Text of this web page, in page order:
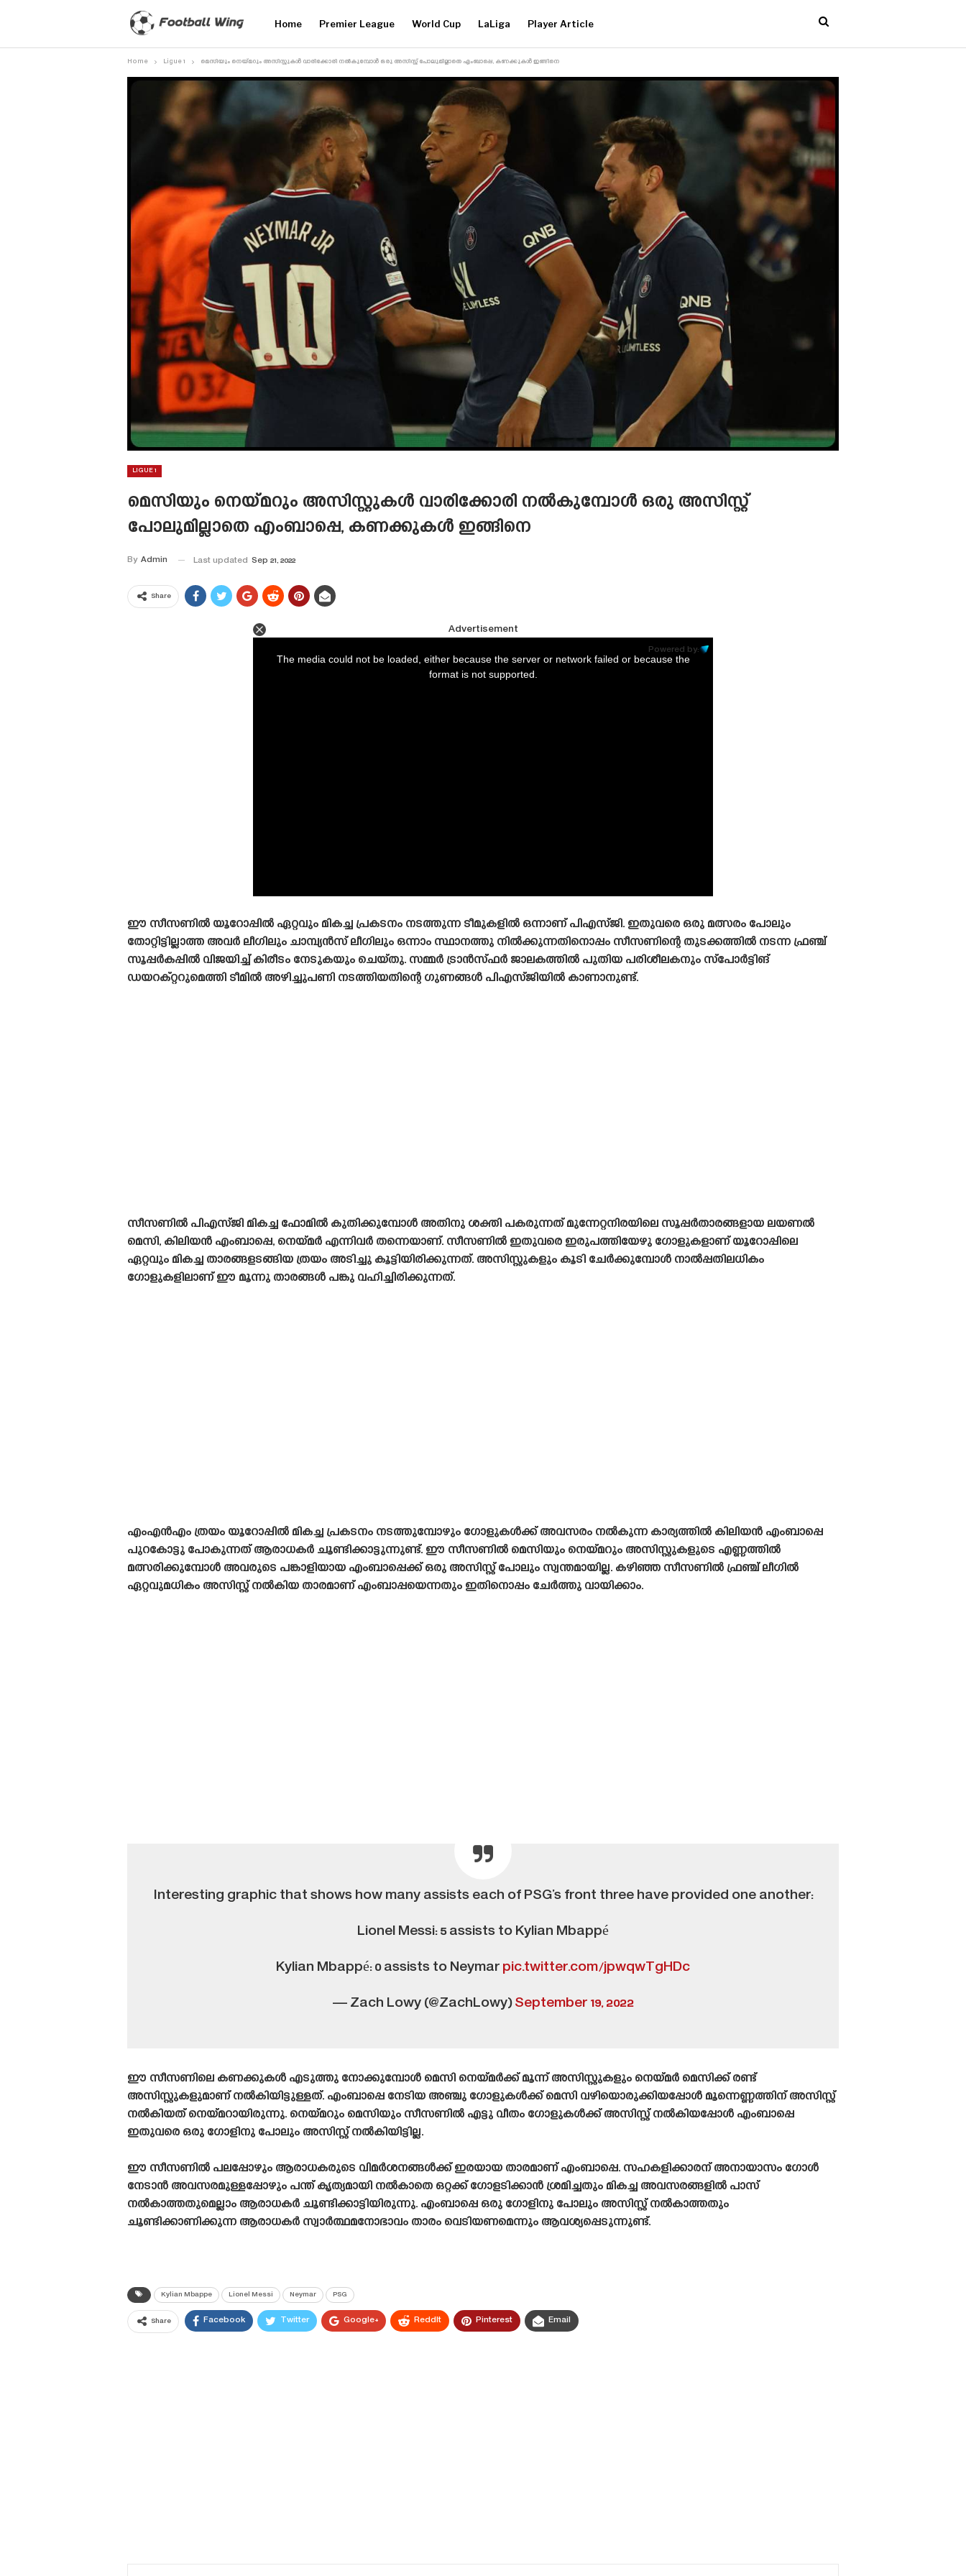
Home Premier League World Cup LaLiga Player Article
Home Ligue 1 മെസിയും നെയ്‌മറും അസിസ്റ്റുകൾ വാരിക്കോരി നൽകുമ്പോൾ ഒരു അസിസ്റ്റ് പോലുമില്ലാതെ എംബാപ്പെ, കണക്കുകൾ ഇങ്ങിനെ
LIGUE 1
മെസിയും നെയ്‌മറും അസിസ്റ്റുകൾ വാരിക്കോരി നൽകുമ്പോൾ ഒരു അസിസ്റ്റ്
പോലുമില്ലാതെ എംബാപ്പെ, കണക്കുകൾ ഇങ്ങിനെ
By Admin Last updated Sep 21, 2022
Share
Advertisement
Powered by:
The media could not be loaded, either because the server or network failed or because the
format is not supported.
ഈ സീസണിൽ യൂറോപ്പിൽ ഏറ്റവും മികച്ച പ്രകടനം നടത്തുന്ന ടീമുകളിൽ ഒന്നാണ് പിഎസ്‌ജി. ഇതുവരെ ഒരു മത്സരം പോലും
തോറ്റിട്ടില്ലാത്ത അവർ ലീഗിലും ചാമ്പ്യൻസ് ലീഗിലും ഒന്നാം സ്ഥാനത്തു നിൽക്കുന്നതിനൊപ്പം സീസണിന്റെ തുടക്കത്തിൽ നടന്ന ഫ്രഞ്ച്
സൂപ്പർകപ്പിൽ വിജയിച്ച് കിരീടം നേടുകയും ചെയ്‌തു. സമ്മർ ട്രാൻസ്‌ഫർ ജാലകത്തിൽ പുതിയ പരിശീലകനും സ്പോർട്ടിങ്
ഡയറക്റ്ററുമെത്തി ടീമിൽ അഴിച്ചുപണി നടത്തിയതിന്റെ ഗുണങ്ങൾ പിഎസ്‌ജിയിൽ കാണാനുണ്ട്.
സീസണിൽ പിഎസ്‌ജി മികച്ച ഫോമിൽ കുതിക്കുമ്പോൾ അതിനു ശക്തി പകരുന്നത് മുന്നേറ്റനിരയിലെ സൂപ്പർതാരങ്ങളായ ലയണൽ
മെസി, കിലിയൻ എംബാപ്പെ, നെയ്‌മർ എന്നിവർ തന്നെയാണ്. സീസണിൽ ഇതുവരെ ഇരുപത്തിയേഴു ഗോളുകളാണ് യൂറോപ്പിലെ
ഏറ്റവും മികച്ച താരങ്ങളടങ്ങിയ ത്രയം അടിച്ചു കൂട്ടിയിരിക്കുന്നത്. അസിസ്റ്റുകളും കൂടി ചേർക്കുമ്പോൾ നാൽപ്പതിലധികം
ഗോളുകളിലാണ് ഈ മൂന്നു താരങ്ങൾ പങ്കു വഹിച്ചിരിക്കുന്നത്.
എംഎൻഎം ത്രയം യൂറോപ്പിൽ മികച്ച പ്രകടനം നടത്തുമ്പോഴും ഗോളുകൾക്ക് അവസരം നൽകുന്ന കാര്യത്തിൽ കിലിയൻ എംബാപ്പെ
പുറകോട്ടു പോകുന്നത് ആരാധകർ ചൂണ്ടിക്കാട്ടുന്നുണ്ട്. ഈ സീസണിൽ മെസിയും നെയ്‌മറും അസിസ്റ്റുകളുടെ എണ്ണത്തിൽ
മത്സരിക്കുമ്പോൾ അവരുടെ പങ്കാളിയായ എംബാപ്പെക്ക് ഒരു അസിസ്റ്റ് പോലും സ്വന്തമായില്ല. കഴിഞ്ഞ സീസണിൽ ഫ്രഞ്ച് ലീഗിൽ
ഏറ്റവുമധികം അസിസ്റ്റ് നൽകിയ താരമാണ് എംബാപ്പയെന്നതും ഇതിനൊപ്പം ചേർത്തു വായിക്കാം.
Interesting graphic that shows how many assists each of PSG’s front three have provided one another:
Lionel Messi: 5 assists to Kylian Mbappé
Kylian Mbappé: 0 assists to Neymar pic.twitter.com/jpwqwTgHDc
— Zach Lowy (@ZachLowy)September 19, 2022
ഈ സീസണിലെ കണക്കുകൾ എടുത്തു നോക്കുമ്പോൾ മെസി നെയ്‌മർക്ക് മൂന്ന് അസിസ്റ്റുകളും നെയ്‌മർ മെസിക്ക് രണ്ട്
അസിസ്റ്റുകളുമാണ് നൽകിയിട്ടുള്ളത്. എംബാപ്പെ നേടിയ അഞ്ചു ഗോളുകൾക്ക് മെസി വഴിയൊരുക്കിയപ്പോൾ മൂന്നെണ്ണത്തിന് അസിസ്റ്റ്
നൽകിയത് നെയ്‌മറായിരുന്നു. നെയ്‌മറും മെസിയും സീസണിൽ എട്ടു വീതം ഗോളുകൾക്ക് അസിസ്റ്റ് നൽകിയപ്പോൾ എംബാപ്പെ
ഇതുവരെ ഒരു ഗോളിനു പോലും അസിസ്റ്റ് നൽകിയിട്ടില്ല.
ഈ സീസണിൽ പലപ്പോഴും ആരാധകരുടെ വിമർശനങ്ങൾക്ക് ഇരയായ താരമാണ് എംബാപ്പെ. സഹകളിക്കാരന് അനായാസം ഗോൾ
നേടാൻ അവസരമുള്ളപ്പോഴും പന്ത് കൃത്യമായി നൽകാതെ ഒറ്റക്ക് ഗോളടിക്കാൻ ശ്രമിച്ചതും മികച്ച അവസരങ്ങളിൽ പാസ്
നൽകാത്തതുമെല്ലാം ആരാധകർ ചൂണ്ടിക്കാട്ടിയിരുന്നു. എംബാപ്പെ ഒരു ഗോളിനു പോലും അസിസ്റ്റ് നൽകാത്തതും
ചൂണ്ടിക്കാണിക്കുന്ന ആരാധകർ സ്വാർത്ഥമനോഭാവം താരം വെടിയണമെന്നും ആവശ്യപ്പെടുന്നുണ്ട്.
Kylian Mbappe Lionel Messi Neymar PSG
Share Facebook Twitter Google+ ReddIt Pinterest Email